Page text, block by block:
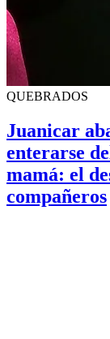
QUEBRADOS
Juanicar
enterarse
mamá: el
compañeros